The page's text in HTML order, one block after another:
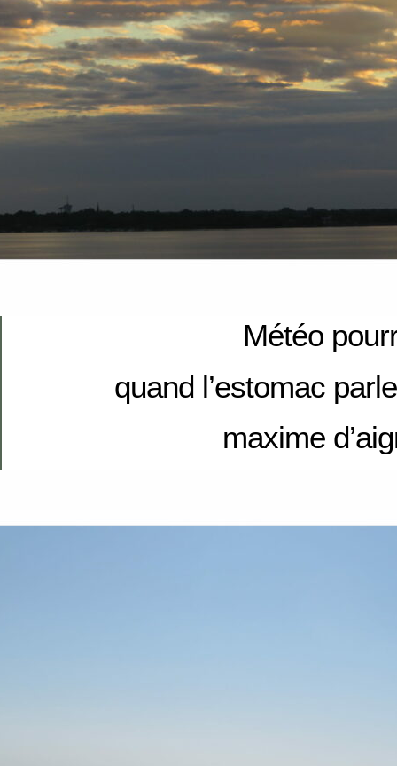
Météo
quand l’estomac
maxime